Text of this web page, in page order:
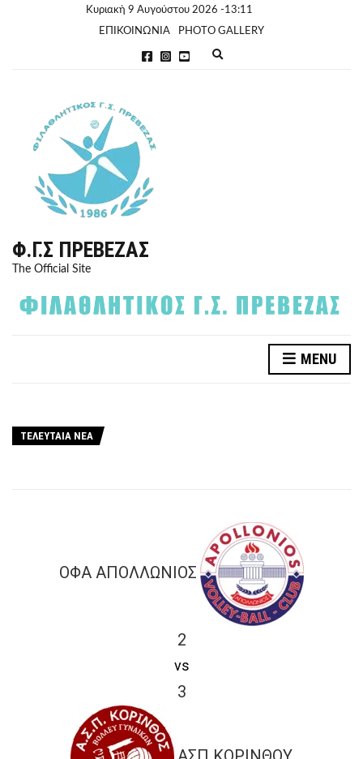
Κυριακή 9 Αυγούστου 2026 -13:11
ΕΠΙΚΟΙΝΩΝΙΑ
PHOTO GALLERY
Φ.Γ.Σ ΠΡΈΒΕΖΑΣ
The Official Site
MENU
ΤΕΛΕΥΤΑΙΑ ΝΕΑ
ΟΦΑ ΑΠΟΛΛΩΝΙΟΣ
2
vs
3